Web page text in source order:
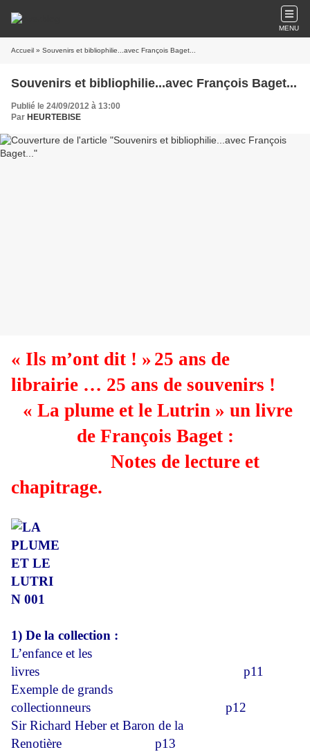
MENU
Accueil » Souvenirs et bibliophilie...avec François Baget...
Souvenirs et bibliophilie...avec François Baget...
Publié le 24/09/2012 à 13:00
Par HEURTEBISE
« Ils m’ont dit ! » 25 ans de
librairie … 25 ans de souvenirs !
« La plume et le Lutrin » un livre
de François Baget :
Notes de lecture et
chapitrage.
1) De la collection :
L’enfance et les
livres
p11
Exemple de grands
collectionneurs
p12
Sir Richard Heber et Baron de la
Renotière
p13